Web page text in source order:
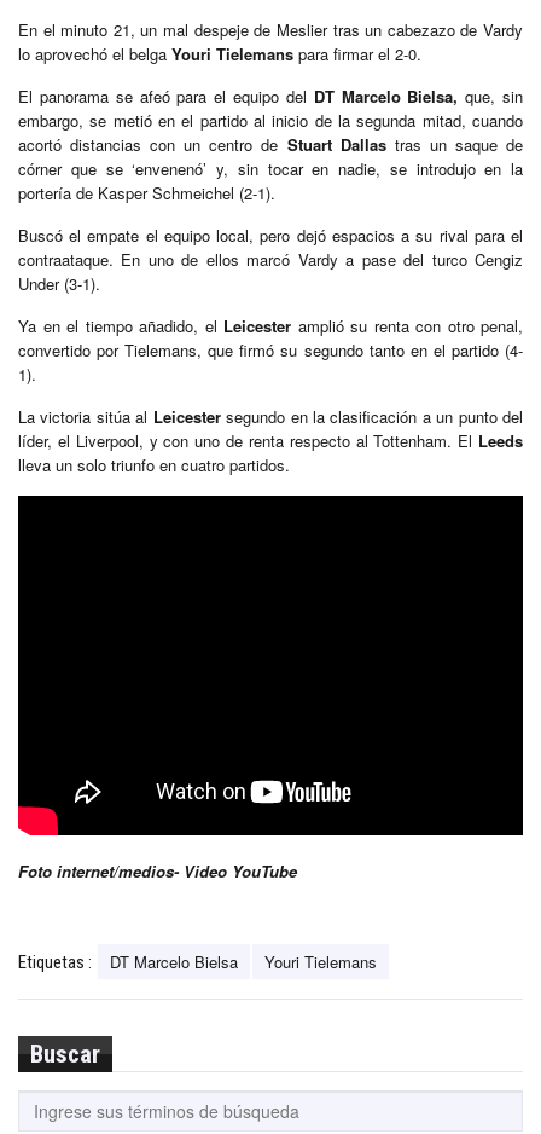
En el minuto 21, un mal despeje de Meslier tras un cabezazo de Vardy
lo aprovechó el belga Youri Tielemans para firmar el 2-0.
El panorama se afeó para el equipo del DT Marcelo Bielsa, que, sin
embargo, se metió en el partido al inicio de la segunda mitad, cuando
acortó distancias con un centro de Stuart Dallastras un saque de
córner que se ‘envenenó’ y, sin tocar en nadie, se introdujo en la
portería de Kasper Schmeichel (2-1).
Buscó el empate el equipo local, pero dejó espacios a su rival para el
contraataque. En uno de ellos marcó Vardy a pase del turco Cengiz
Under (3-1).
Ya en el tiempo añadido, el Leicester amplió su renta con otro penal,
convertido por Tielemans, que firmó su segundo tanto en el partido (4-
1).
La victoria sitúa al Leicestersegundo en la clasificación a un punto del
líder, el Liverpool, y con uno de renta respecto al Tottenham. El Leeds
lleva un solo triunfo en cuatro partidos.
Foto internet/medios- Video YouTube
Etiquetas : DT Marcelo Bielsa Youri Tielemans
Buscar